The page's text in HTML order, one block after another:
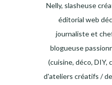
Nelly, slasheuse
éditorial web
journaliste et
blogueuse
(cuisine, déco, DIY,
d'ateliers créatifs /